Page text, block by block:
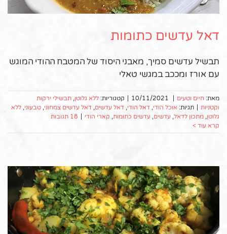
דאל עדשים כתומות
תבשיל עדשים סמיך, מאבני היסוד של המטבח ההודי המוגש
עם אורז ומככב במגשי טאלי
מאת: חיים וטעים |
10/11/2021
| קטגוריות: ללא גלוטן, תבשילי ירקות
וקטניות | תגיות: אוכל הודי, דאל הודי, דאל עדשים, דאל עדשים צמחוני, טבעוני, ללא
גלוטן, מתכון לדאל, עדשים, עדשים כתומות, קארי הודי | 18 תגובות
קרא עוד >